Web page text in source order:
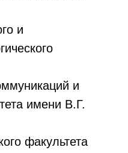
и
и
имени В.Г.
факультета